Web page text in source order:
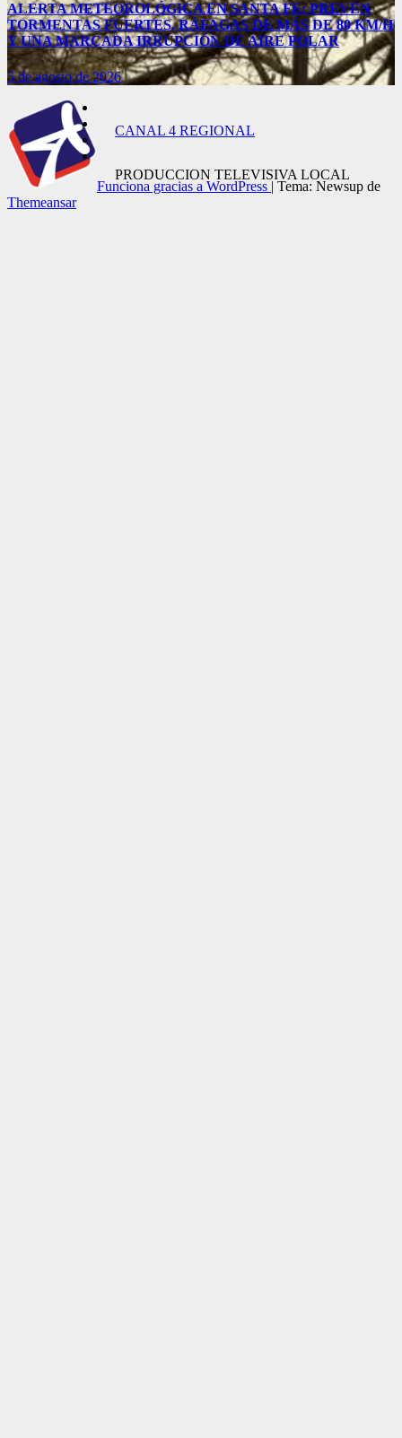
ALERTA METEOROLÓGICA EN SANTA FE: PREVÉN
TORMENTAS FUERTES, RÁFAGAS DE MÁS DE 80 KM/H
Y UNA MARCADA IRRUPCIÓN DE AIRE POLAR
5 de agosto de 2026
CANAL 4 REGIONAL
PRODUCCION TELEVISIVA LOCAL
Funciona gracias a WordPress | Tema: Newsup de
Themeansar